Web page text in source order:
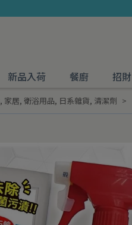
新品入荷 餐廚 招財
, 家居, 衛浴用品, 日系雜貨, 清潔劑